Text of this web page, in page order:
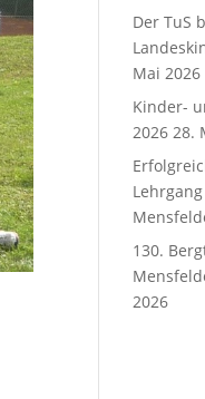
Der TuS
Mai 2026
Kinder-
2026 28.
130.
2026